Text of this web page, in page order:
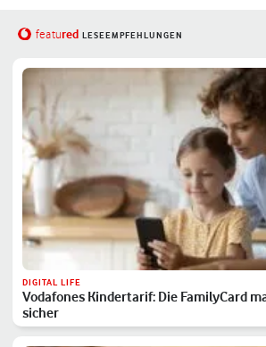
featured LESEEMPFEHLUNGEN
DIGITAL LIFE
Vodafones Kindertarif: Die FamilyCard
sicher